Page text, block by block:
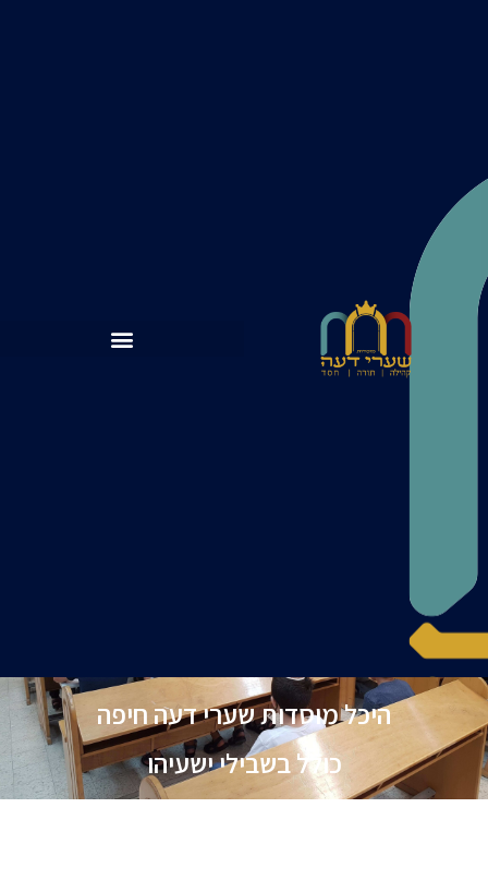
היכל מוסדות שערי דעה חיפה
כולל בשבילי ישעיהו